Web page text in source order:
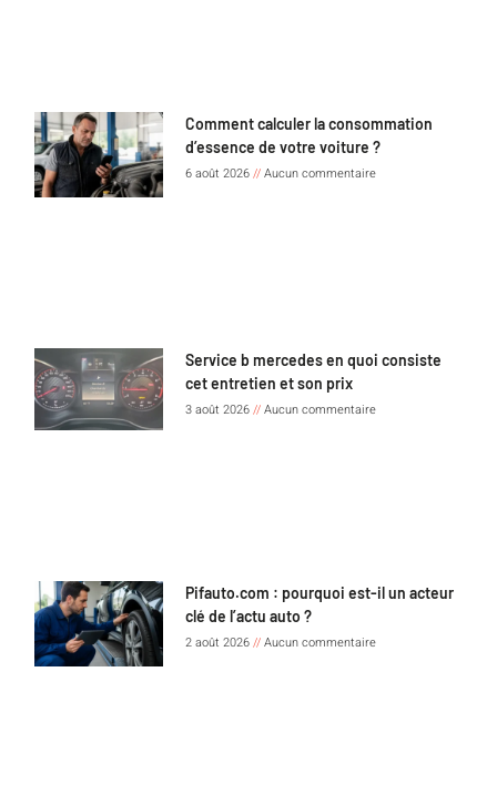
Comment calculer la consommation
d’essence de votre voiture ?
6 août 2026 Aucun commentaire
Service b mercedes en quoi consiste
cet entretien et son prix
3 août 2026 Aucun commentaire
Pifauto.com : pourquoi est-il un acteur
clé de l’actu auto ?
2 août 2026 Aucun commentaire